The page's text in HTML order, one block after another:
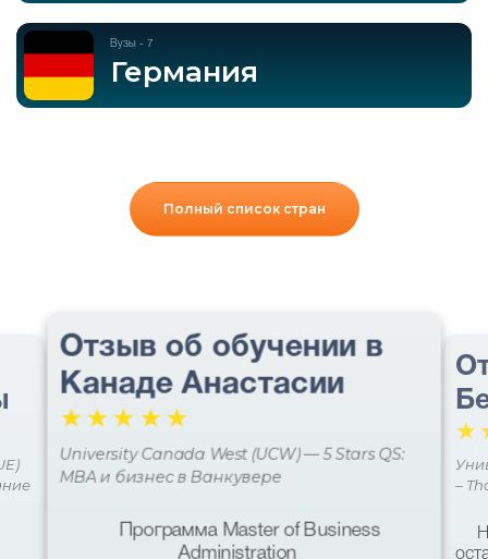
Вузы - 7
Германия
Полный список стран
Отзыв об обучении в
Канаде Анастасии
☆☆☆ ☆☆
University Canada West (UCW) — 5 Stars QS:
MBA и бизнес в Ванкувере
Программа Master of Business
Administration
☆
–